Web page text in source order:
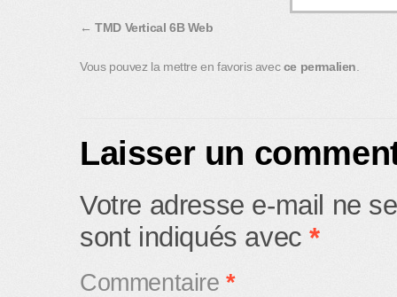
TMD Vertical 6B Web
Vous pouvez la mettre en favoris avecce permalien
Laisser un
Votre adresse e-mail ne
sont indiqués avec*
Commentaire*